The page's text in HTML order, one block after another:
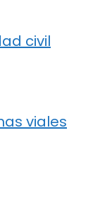
civil
viales